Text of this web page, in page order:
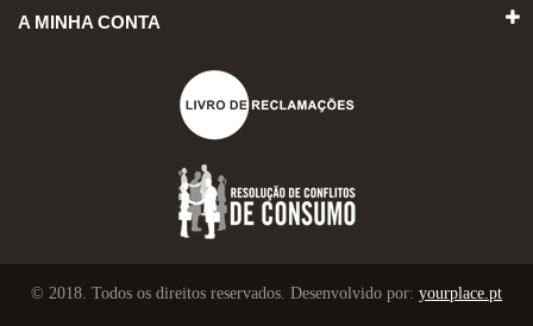
A MINHA CONTA
© 2018. Todos os direitos reservados. Desenvolvido por: yourplace.pt